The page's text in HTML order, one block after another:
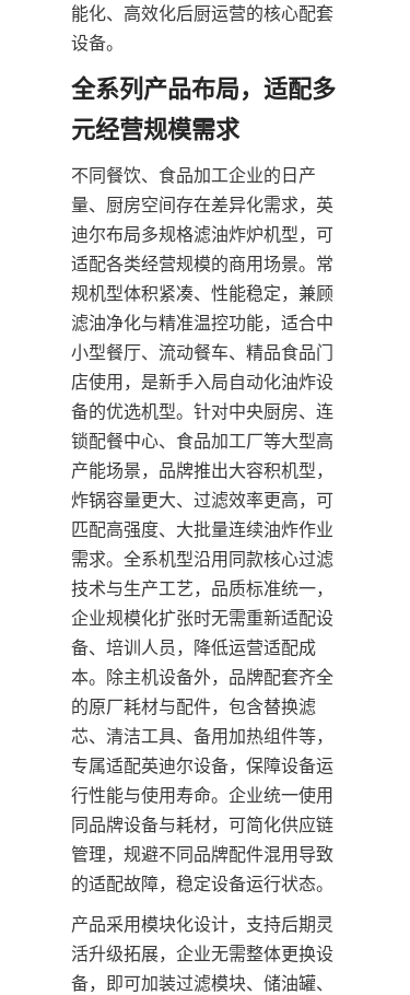
能化、高效化后厨运营的核心配套
设备。
全系列产品布局，适配多
元经营规模需求
不同餐饮、食品加工企业的日产
量、厨房空间存在差异化需求，英
迪尔布局多规格滤油炸炉机型，可
适配各类经营规模的商用场景。常
规机型体积紧凑、性能稳定，兼顾
滤油净化与精准温控功能，适合中
小型餐厅、流动餐车、精品食品门
店使用，是新手入局自动化油炸设
备的优选机型。针对中央厨房、连
锁配餐中心、食品加工厂等大型高
产能场景，品牌推出大容积机型，
炸锅容量更大、过滤效率更高，可
匹配高强度、大批量连续油炸作业
需求。全系机型沿用同款核心过滤
技术与生产工艺，品质标准统一，
企业规模化扩张时无需重新适配设
备、培训人员，降低运营适配成
本。除主机设备外，品牌配套齐全
的原厂耗材与配件，包含替换滤
芯、清洁工具、备用加热组件等，
专属适配英迪尔设备，保障设备运
行性能与使用寿命。企业统一使用
同品牌设备与耗材，可简化供应链
管理，规避不同品牌配件混用导致
的适配故障，稳定设备运行状态。
产品采用模块化设计，支持后期灵
活升级拓展，企业无需整体更换设
备，即可加装过滤模块、储油罐、